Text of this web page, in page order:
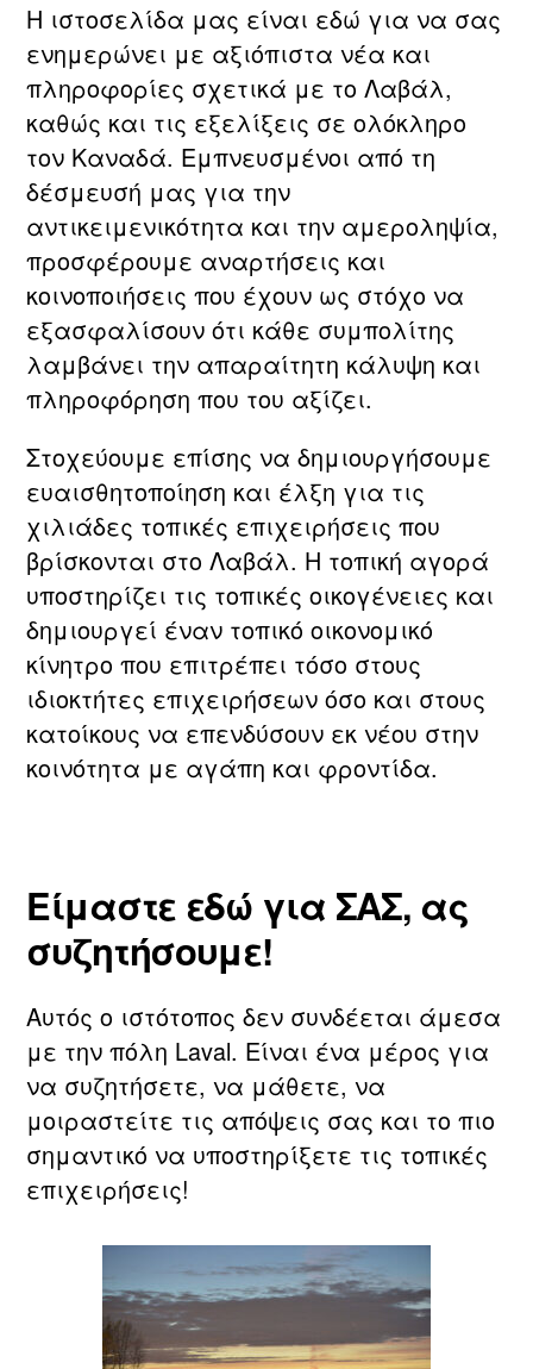
Η ιστοσελίδα μας είναι εδώ για να σας
ενημερώνει με αξιόπιστα νέα και
πληροφορίες σχετικά με τo Λαβάλ,
καθώς και τις εξελίξεις σε ολόκληρο
τον Καναδά. Εμπνευσμένοι από τη
δέσμευσή μας για την
αντικειμενικότητα και την αμεροληψία,
προσφέρουμε αναρτήσεις και
κοινοποιήσεις που έχουν ως στόχο να
εξασφαλίσουν ότι κάθε συμπολίτης
λαμβάνει την απαραίτητη κάλυψη και
πληροφόρηση που του αξίζει.
Στοχεύουμε επίσης να δημιουργήσουμε
ευαισθητοποίηση και έλξη για τις
χιλιάδες τοπικές επιχειρήσεις που
βρίσκονται στο Λαβάλ. Η τοπική αγορά
υποστηρίζει τις τοπικές οικογένειες και
δημιουργεί έναν τοπικό οικονομικό
κίνητρο που επιτρέπει τόσο στους
ιδιοκτήτες επιχειρήσεων όσο και στους
κατοίκους να επενδύσουν εκ νέου στην
κοινότητα με αγάπη και φροντίδα.
Είμαστε εδώ για ΣΑΣ, ας
συζητήσουμε!
Αυτός ο ιστότοπος δεν συνδέεται άμεσα
με την πόλη Laval. Είναι ένα μέρος για
να συζητήσετε, να μάθετε, να
μοιραστείτε τις απόψεις σας και το πιο
σημαντικό να υποστηρίξετε τις τοπικές
επιχειρήσεις!